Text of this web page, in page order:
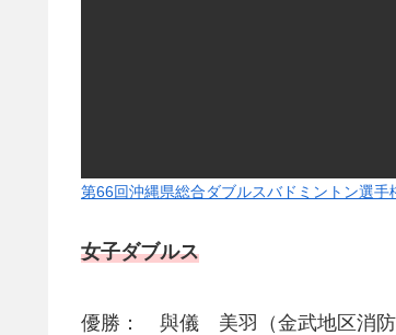
第66回沖縄県総合ダブルスバドミントン選手
女子ダブルス
優勝： 與儀 美羽（金武地区消防